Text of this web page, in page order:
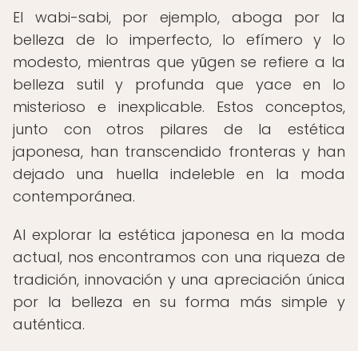
El wabi-sabi, por ejemplo, aboga por la
belleza de lo imperfecto, lo efímero y lo
modesto, mientras que yūgen se refiere a la
belleza sutil y profunda que yace en lo
misterioso e inexplicable. Estos conceptos,
junto con otros pilares de la estética
japonesa, han transcendido fronteras y han
dejado una huella indeleble en la moda
contemporánea.
Al explorar la estética japonesa en la moda
actual, nos encontramos con una riqueza de
tradición, innovación y una apreciación única
por la belleza en su forma más simple y
auténtica.